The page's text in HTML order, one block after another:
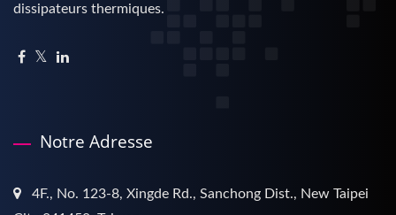
dissipateurs thermiques.
Notre Adresse
4F., No. 123-8, Xingde Rd., Sanchong Dist., New Taipei